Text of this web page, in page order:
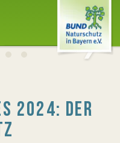
2024: DER